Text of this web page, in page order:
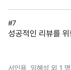
#7
성공적인 리뷰를
서인용, 임혜성 외 1 명